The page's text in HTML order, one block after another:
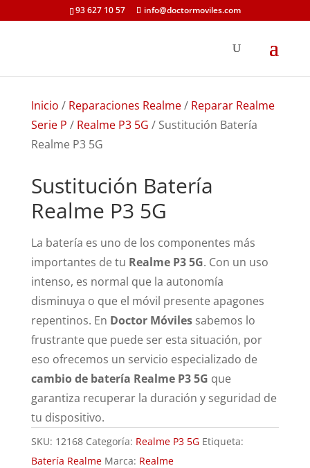
93 627 10 57 info@doctormoviles.com
Inicio / Reparaciones Realme/ Reparar Realme
Serie P / Realme P3 5G / Sustitución Batería
Realme P3 5G
Sustitución Batería
Realme P3 5G
La batería es uno de los componentes más
importantes de tu Realme P3 5G. Con un uso
intenso, es normal que la autonomía
disminuya o que el móvil presente apagones
repentinos. En Doctor Móvilessabemos lo
frustrante que puede ser esta situación, por
eso ofrecemos un servicio especializado de
cambio de batería Realme P3 5G que
garantiza recuperar la duración y seguridad de
tu dispositivo.
SKU: 12168 Categoría: Realme P3 5G Etiqueta:
Batería Realme Marca: Realme